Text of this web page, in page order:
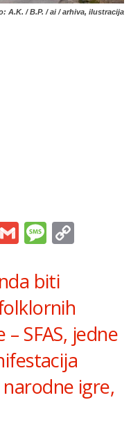
A.K. / B.P. / ai / arhiva, ilustracija
Gmail
biti
– SFAS, jedne
igre,